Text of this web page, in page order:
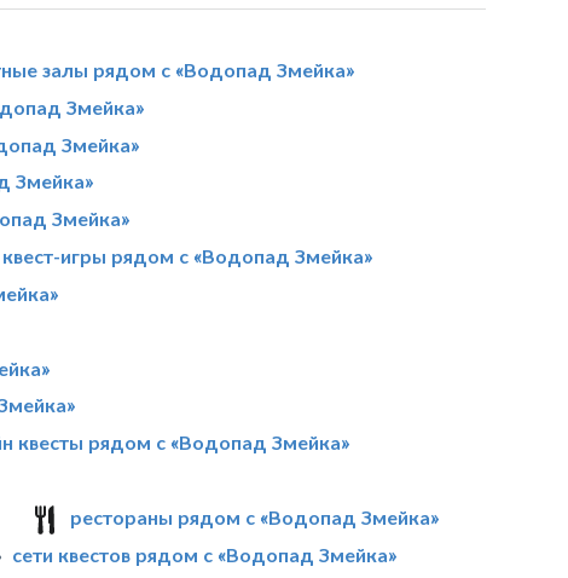
залы рядом с «Водопад Змейка»
Змейка»
Змейка»
Змейка»
Змейка»
квест-игры рядом с «Водопад Змейка»
квесты рядом с «Водопад Змейка»
рестораны рядом с «Водопад Змейка»
сети квестов рядом с «Водопад Змейка»